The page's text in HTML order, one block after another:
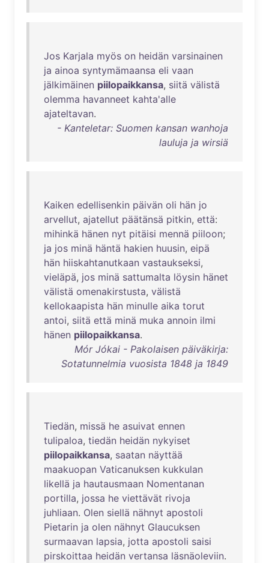
Jos Karjala myös on heidän varsinainen
ja ainoa syntymämaansa eli vaan
jälkimäinen piilopaikkansa, siitä välistä
olemma havanneet kahta'alle
ajateltavan.
- Kanteletar: Suomen kansan wanhoja
lauluja ja wirsiä
Kaiken edellisenkin päivän oli hän jo
arvellut, ajatellut päätänsä pitkin, että:
mihinkä hänen nyt pitäisi mennä piiloon;
ja jos minä häntä hakien huusin, eipä
hän hiiskahtanutkaan vastaukseksi,
vieläpä, jos minä sattumalta löysin hänet
välistä omenakirstusta, välistä
kellokaapista hän minulle aika torut
antoi, siitä että minä muka annoin ilmi
hänen piilopaikkansa.
Mór Jókai - Pakolaisen päiväkirja:
Sotatunnelmia vuosista 1848 ja 1849
Tiedän, missä he asuivat ennen
tulipaloa, tiedän heidän nykyiset
piilopaikkansa, saatan näyttää
maakuopan Vaticanuksen kukkulan
likellä ja hautausmaan Nomentanan
portilla, jossa he viettävät rivoja
juhliaan. Olen siellä nähnyt apostoli
Pietarin ja olen nähnyt Glaucuksen
surmaavan lapsia, jotta apostoli saisi
pirskoittaa heidän vertansa läsnäoleviin.